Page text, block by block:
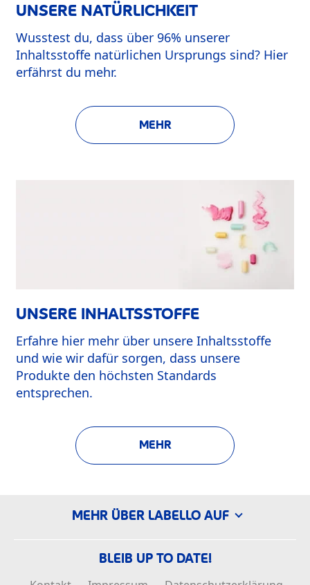
UNSERE NATÜRLICHKEIT
Wusstest du, dass über 96% unserer
Inhaltsstoffe natürlichen Ursprungs sind? Hier
erfährst du mehr.
MEHR
UNSERE INHALTSSTOFFE
Erfahre hier mehr über unsere Inhaltsstoffe
und wie wir dafür sorgen, dass unsere
Produkte den höchsten Standards
entsprechen.
MEHR
BLEIB UP TO DATE!
MEHR ÜBER LABELLO AUF